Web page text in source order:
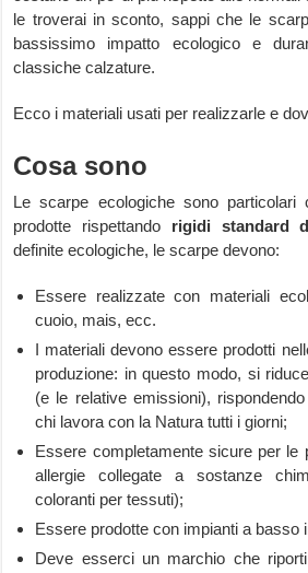
le troverai in sconto, sappi che le
bassissimo impatto ecologico e
classiche calzature.
Ecco i materiali usati per realizzarle e
Cosa sono
Le scarpe ecologiche sono particolari
prodotte rispettando rigidi standard
definite ecologiche, le scarpe devono:
Essere realizzate con materiali
cuoio, mais, ecc.
I materiali devono essere prodotti
produzione: in questo modo, si
(e le relative emissioni),
chi lavora con la Natura tutti i giorni;
Essere completamente sicure per le
allergie collegate a sostanze
coloranti per tessuti);
Essere prodotte con impianti a basso
Deve esserci un marchio che